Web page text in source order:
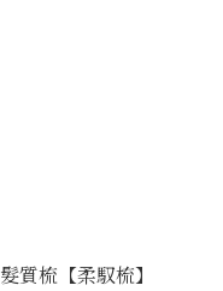
髮質梳【柔馭梳】